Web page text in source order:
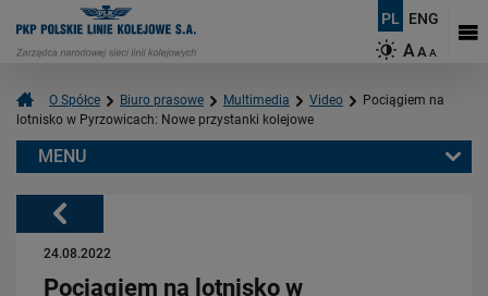
PL ENG
AAA
O Spółce Biuro prasowe Multimedia Video
Pociągiem na
lotnisko w Pyrzowicach: Nowe przystanki kolejowe
Powrót
24.08.2022
Pociągiem na lotnisko w
MENU